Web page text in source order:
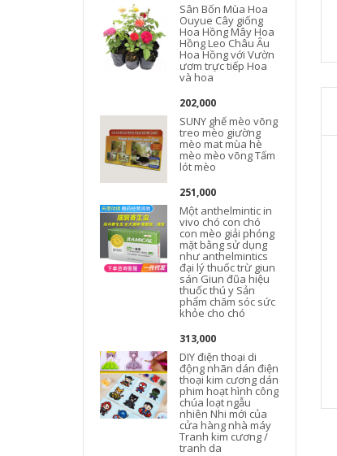
Sân Bốn Mùa Hoa
Ouyue Cây giống
Hoa Hồng Mây Hoa
Hồng Leo Châu Âu
Hoa Hồng với Vườn
ươm trực tiếp Hoa
và hoa
202,000
SUNY ghế mèo võng
treo mèo giường
mèo mat mùa hè
mèo mèo võng Tấm
lót mèo
251,000
Một anthelmintic in
vivo chó con chó
con mèo giải phóng
mặt bằng sử dụng
như anthelmintics
đại lý thuốc trừ giun
sán Giun đũa hiệu
thuốc thú y Sản
phẩm chăm sóc sức
khỏe cho chó
313,000
DIY điện thoại di
động nhãn dán điện
thoại kim cương dán
phim hoạt hình công
chúa loạt ngẫu
nhiên Nhi mới của
cửa hàng nhà máy
Tranh kim cương /
tranh da